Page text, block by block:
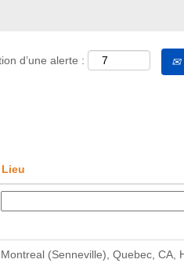
d’une alerte :
Lieu
Montreal (Senneville), Quebec, CA,